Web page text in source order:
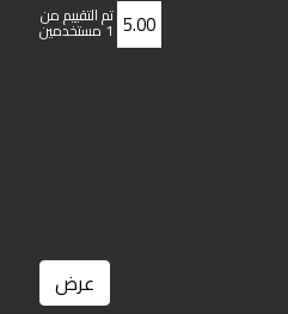
عرض
5.00 تم التقييم من
1 مستخدمين